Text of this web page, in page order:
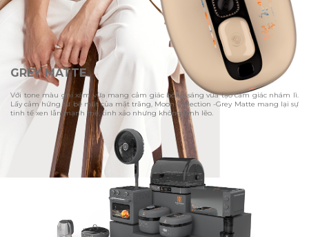
GREY MATTE
Với tone màu ghi xám vừa mang cảm giác bóng sáng vừa tạo cảm giác nhám lì.
Lấy cảm hứng từ bề mặt của mặt trăng, Moon Collection -Grey Matte mang lại sự
tinh tế xen lẫn mạnh mẽ, tinh xảo nhưng không lạnh lẽo.